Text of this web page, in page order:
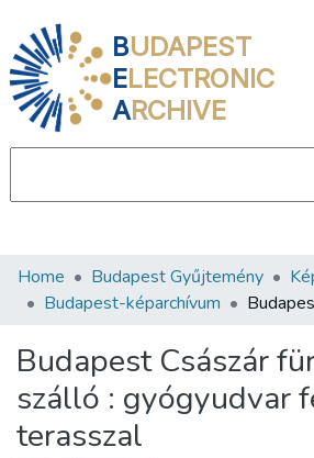
BUDAPEST
ELECTRONIC
ARCHIVE
Communities & Collections
Statistics
About us
Home Budapest Gyűjtemény
Budapest-képarchívum
Budapest Császár
szálló : gyógyudvar
terasszal